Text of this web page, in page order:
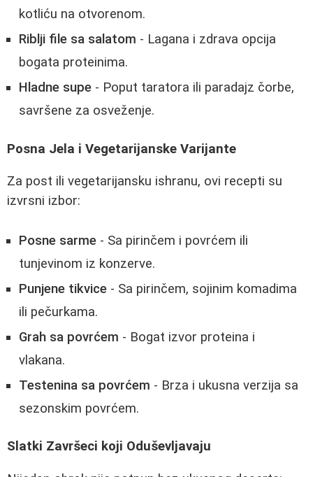
kotliću na otvorenom.
Riblji file sa salatom - Lagana i zdrava opcija
bogata proteinima.
Hladne supe - Poput taratora ili paradajz čorbe,
savršene za osveženje.
Posna Jela i Vegetarijanske Varijante
Za post ili vegetarijansku ishranu, ovi recepti su
izvrsni izbor:
Posne sarme - Sa pirinčem i povrćem ili
tunjevinom iz konzerve.
Punjene tikvice - Sa pirinčem, sojinim komadima
ili pečurkama.
Grah sa povrćem - Bogat izvor proteina i
vlakana.
Testenina sa povrćem - Brza i ukusna verzija sa
sezonskim povrćem.
Slatki Završeci koji Oduševljavaju